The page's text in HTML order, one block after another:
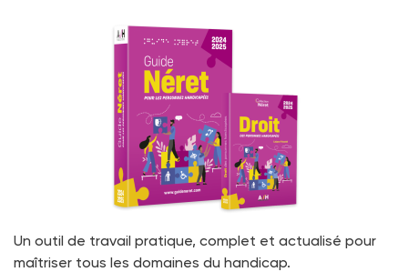
Un outil de travail pratique, complet et actualisé pour
maîtriser tous les domaines du handicap.